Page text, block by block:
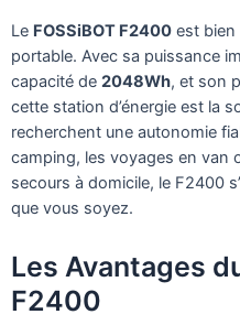
Le FOSSiBOT F2400 est bien
portable. Avec sa puissance
capacité de 2048Wh, et son
cette station d’énergie est la
recherchent une autonomie
camping, les voyages en van
secours à domicile, le F2400
que vous soyez.
Les Avantages
F2400